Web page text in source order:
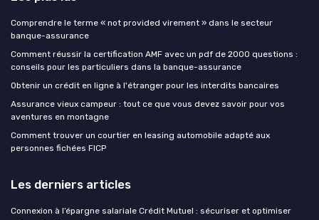
Comprendre le terme « not provided virement » dans le secteur
banque-assurance
Comment réussir la certification AMF avec un pdf de 2000 questions :
conseils pour les particuliers dans la banque-assurance
Obtenir un crédit en ligne à l'étranger pour les interdits bancaires
Assurance vieux campeur : tout ce que vous devez savoir pour vos
aventures en montagne
Comment trouver un courtier en leasing automobile adapté aux
personnes fichées FICP
Les derniers articles
Connexion à l’épargne salariale Crédit Mutuel : sécuriser et optimiser